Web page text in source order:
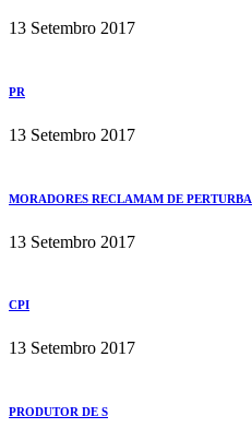
13 Setembro 2017
PR
13 Setembro 2017
MORADORES RECLAMAM DE PERTURBA
13 Setembro 2017
CPI
13 Setembro 2017
PRODUTOR DE S